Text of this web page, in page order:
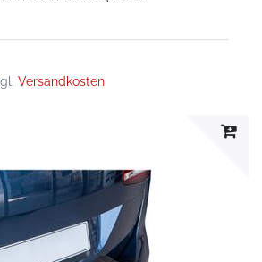
Versandkosten